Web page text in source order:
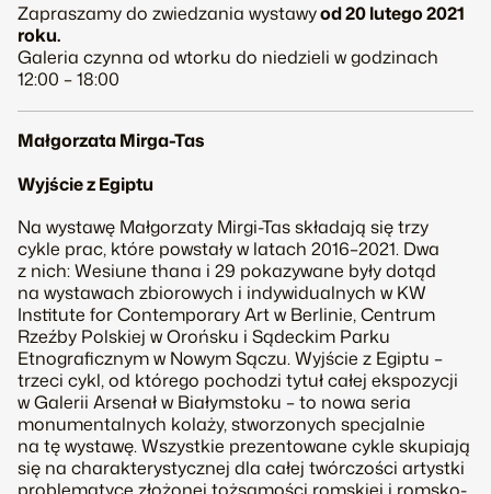
Zapraszamy do zwiedzania wystawyod 20 lutego 2021
roku.
Galeria czynna od wtorku do niedzieli w godzinach
12:00 – 18:00
Małgorzata Mirga-Tas
Wyjście z Egiptu
Na wystawę Małgorzaty Mirgi-Tas składają się trzy
cykle prac, które powstały w latach 2016–2021. Dwa
z nich:Wesiune thana i 29 pokazywane były dotąd
na wystawach zbiorowych i indywidualnych w KW
Institute for Contemporary Art w Berlinie, Centrum
Rzeźby Polskiej w Orońsku i Sądeckim Parku
Etnograficznym w Nowym Sączu.Wyjście z Egiptu –
trzeci cykl, od którego pochodzi tytuł całej ekspozycji
w Galerii Arsenał w Białymstoku – to nowa seria
monumentalnych kolaży, stworzonych specjalnie
na tę wystawę. Wszystkie prezentowane cykle skupiają
się na charakterystycznej dla całej twórczości artystki